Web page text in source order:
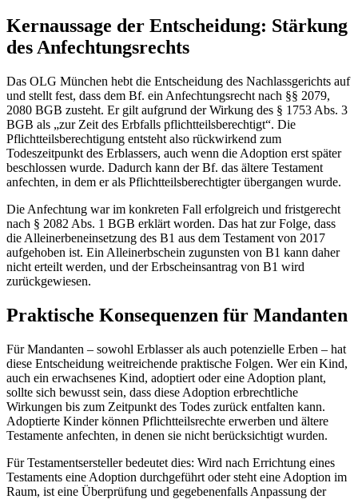
Kernaussage der Entscheidung: Stärkung
des Anfechtungsrechts
Das OLG München hebt die Entscheidung des Nachlassgerichts auf
und stellt fest, dass dem Bf. ein Anfechtungsrecht nach §§ 2079,
2080 BGB zusteht. Er gilt aufgrund der Wirkung des § 1753 Abs. 3
BGB als „zur Zeit des Erbfalls pflichtteilsberechtigt“. Die
Pflichtteilsberechtigung entsteht also rückwirkend zum
Todeszeitpunkt des Erblassers, auch wenn die Adoption erst später
beschlossen wurde. Dadurch kann der Bf. das ältere Testament
anfechten, in dem er als Pflichtteilsberechtigter übergangen wurde.
Die Anfechtung war im konkreten Fall erfolgreich und fristgerecht
nach § 2082 Abs. 1 BGB erklärt worden. Das hat zur Folge, dass
die Alleinerbeneinsetzung des B1 aus dem Testament von 2017
aufgehoben ist. Ein Alleinerbschein zugunsten von B1 kann daher
nicht erteilt werden, und der Erbscheinsantrag von B1 wird
zurückgewiesen.
Praktische Konsequenzen für Mandanten
Für Mandanten – sowohl Erblasser als auch potenzielle Erben – hat
diese Entscheidung weitreichende praktische Folgen. Wer ein Kind,
auch ein erwachsenes Kind, adoptiert oder eine Adoption plant,
sollte sich bewusst sein, dass diese Adoption erbrechtliche
Wirkungen bis zum Zeitpunkt des Todes zurück entfalten kann.
Adoptierte Kinder können Pflichtteilsrechte erwerben und ältere
Testamente anfechten, in denen sie nicht berücksichtigt wurden.
Für Testamentsersteller bedeutet dies: Wird nach Errichtung eines
Testaments eine Adoption durchgeführt oder steht eine Adoption im
Raum, ist eine Überprüfung und gegebenenfalls Anpassung der